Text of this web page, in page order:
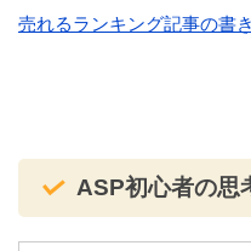
売れるランキング記事の書
ASP初心者の思